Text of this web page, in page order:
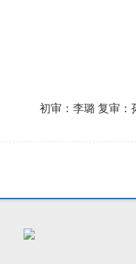
初审：李璐 复审：